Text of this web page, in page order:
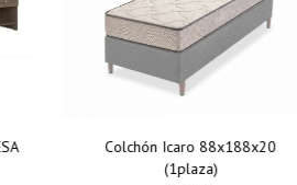
Colchón Icaro 88x188x20
(1plaza)